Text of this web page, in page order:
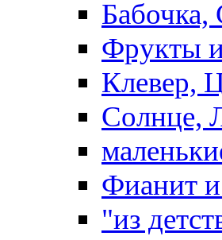
Фрукты
Клевер,
Солнце,
Фианит
"из